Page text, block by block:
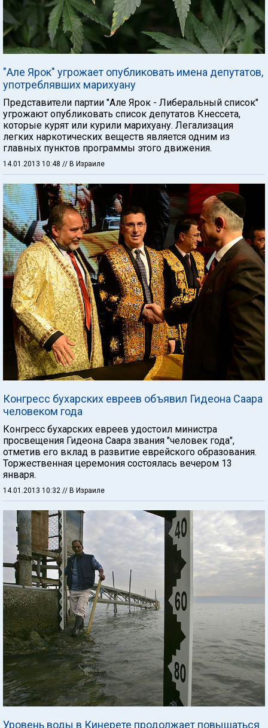
"Але Ярок" угрожает опубликовать имена депутатов,
употреблявших марихуану
Представители партии "Але Ярок - Либеральный список"
угрожают опубликовать список депутатов Кнессета,
которые курят или курили марихуану. Легализация
легких наркотических веществ является одним из
главных пунктов программы этого движения.
14.01.2013 10:48 // В Израиле
Конгресс бухарских евреев объявил Гидеона Саара
человеком года
Конгресс бухарских евреев удостоил министра
просвещения Гидеона Саара звания "человек года",
отметив его вклад в развитие еврейского образования.
Торжественная церемония состоялась вечером 13
января.
14.01.2013 10:32 // В Израиле
Уровень воды в Кинерете продолжает повышаться